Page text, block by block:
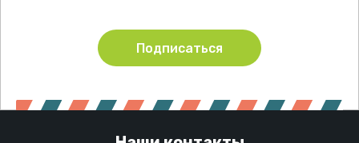
Подписаться